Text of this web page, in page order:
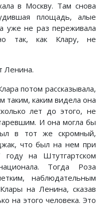
в Москву. Там снова
площадь, алые
уже не раз переживала
так, как Клару, не
Ленина.
потом рассказывала,
таким, каким видела она
лет до этого, не
И она могла бы
в тот же скромный,
что был на нем при
на Штутгартском
Тогда Роза
наблюдательным
на Ленина, сказав
на этого человека. Это